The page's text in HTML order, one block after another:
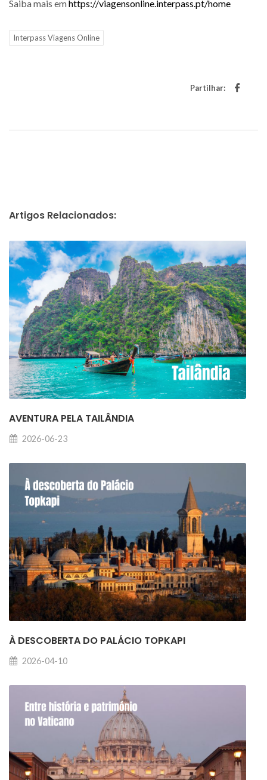
Saiba mais emhttps://viagensonline.interpass.pt/home
Interpass Viagens Online
Partilhar:
Artigos Relacionados:
AVENTURA PELA TAILÂNDIA
2026-06-23
À DESCOBERTA DO PALÁCIO TOPKAPI
2026-04-10